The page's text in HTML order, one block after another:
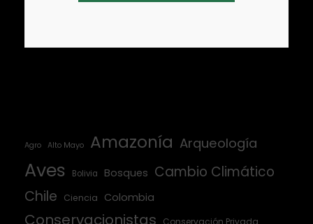
Agro Alto Mayo Amazonía Arqueología
Aves Bolivia Bosques Cambio Climático
Chile
Ciencia Colombia
Conservacionistas Conservación Privada